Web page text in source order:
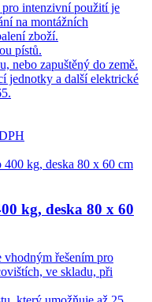
intenzivní použití je
na montážních
zboží.
pístů.
nebo zapuštěný do země.
jednotky a další elektrické
kg, deska 80 x 60
vhodným řešením pro
ve skladu, při